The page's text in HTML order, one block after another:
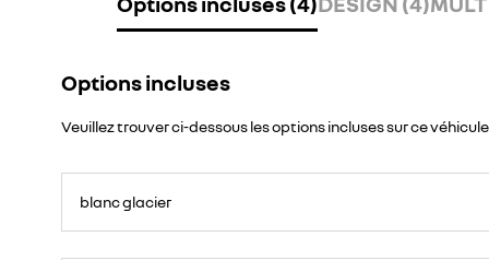
Options incluses
Veuillez trouver ci-dessous les options incluses sur ce véhicule
blanc glacier